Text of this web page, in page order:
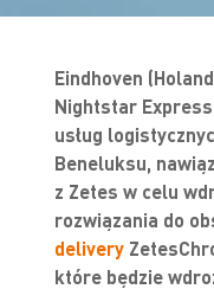
Eindhoven
Nightstar
usług
Beneluksu,
z Zetes w celu
rozwiązania do
delivery
które będzie